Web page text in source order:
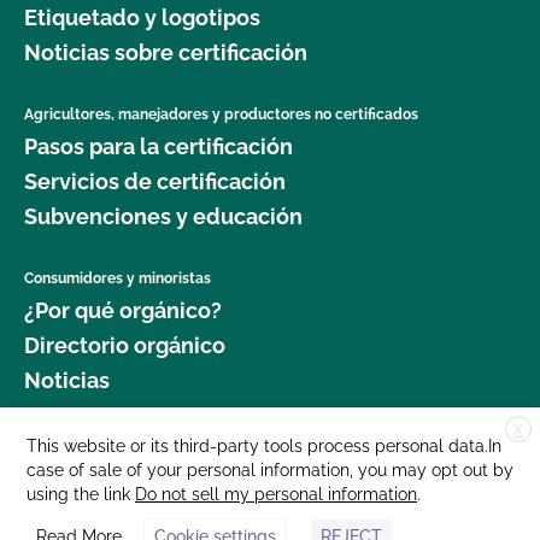
Seguridad Alimentaria?
¿Qué logotipos y declaraciones puedo poner en
mi producto certificado por OCal?
orgánico certificado?
¿Qué recursos existen en relación con los OMG y
la producción orgánica?
la certificación y el mantenimiento de registros?
¿Qué normas certifica el CCOF?
jardinería orgánica?
seguridad alimentaria como agricultor orgánico?
¿Dónde puedo obtener más información sobre la
gestión del ganado orgánico?
¿Dónde puedo encontrar semillas y plantas
orgánicas?
¿Qué cultivos requieren un intervalo de 120 días
antes de la cosecha cuando se aplica estiércol?
¿Qué norma GLOBALG.A.P. es mejor para mi
empresa?
Etiquetado y logotipos
Noticias sobre certificación
Agricultores, manejadores y productores no certificados
Pasos para la certificación
Servicios de certificación
Subvenciones y educación
Consumidores y minoristas
¿Por qué orgánico?
Directorio orgánico
Noticias
Donar
Carreras profesionales
Sala de prensa
X
This website or its third-party tools process personal data.In
case of sale of your personal information, you may opt out by
using the link Do not sell my personal information.